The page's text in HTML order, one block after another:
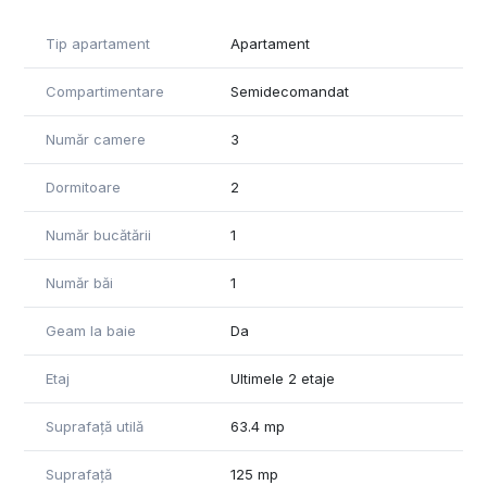
Tip apartament Apartament
Compartimentare Semidecomandat
Număr camere 3
Dormitoare 2
Număr bucătării 1
Număr băi 1
Geam la baie Da
Etaj Ultimele 2 etaje
Suprafață utilă 63.4 mp
Suprafață
125 mp